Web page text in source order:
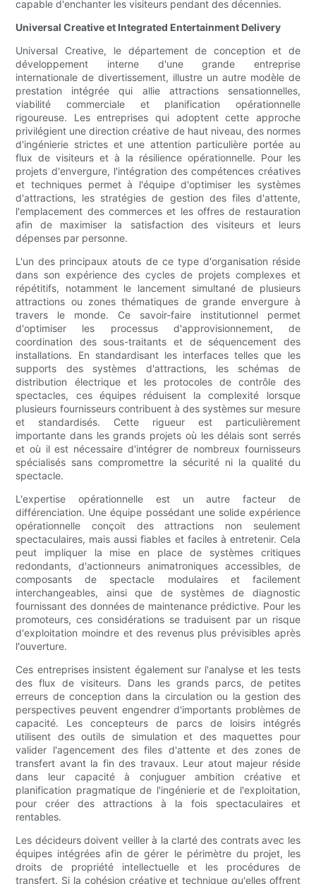
capable d'enchanter les visiteurs pendant des décennies.
Universal Creative et Integrated Entertainment Delivery
Universal Creative, le département de conception et de
développement interne d'une grande entreprise
internationale de divertissement, illustre un autre modèle de
prestation intégrée qui allie attractions sensationnelles,
viabilité commerciale et planification opérationnelle
rigoureuse. Les entreprises qui adoptent cette approche
privilégient une direction créative de haut niveau, des normes
d'ingénierie strictes et une attention particulière portée au
flux de visiteurs et à la résilience opérationnelle. Pour les
projets d'envergure, l'intégration des compétences créatives
et techniques permet à l'équipe d'optimiser les systèmes
d'attractions, les stratégies de gestion des files d'attente,
l'emplacement des commerces et les offres de restauration
afin de maximiser la satisfaction des visiteurs et leurs
dépenses par personne.
L'un des principaux atouts de ce type d'organisation réside
dans son expérience des cycles de projets complexes et
répétitifs, notamment le lancement simultané de plusieurs
attractions ou zones thématiques de grande envergure à
travers le monde. Ce savoir-faire institutionnel permet
d'optimiser les processus d'approvisionnement, de
coordination des sous-traitants et de séquencement des
installations. En standardisant les interfaces telles que les
supports des systèmes d'attractions, les schémas de
distribution électrique et les protocoles de contrôle des
spectacles, ces équipes réduisent la complexité lorsque
plusieurs fournisseurs contribuent à des systèmes sur mesure
et standardisés. Cette rigueur est particulièrement
importante dans les grands projets où les délais sont serrés
et où il est nécessaire d'intégrer de nombreux fournisseurs
spécialisés sans compromettre la sécurité ni la qualité du
spectacle.
L'expertise opérationnelle est un autre facteur de
différenciation. Une équipe possédant une solide expérience
opérationnelle conçoit des attractions non seulement
spectaculaires, mais aussi fiables et faciles à entretenir. Cela
peut impliquer la mise en place de systèmes critiques
redondants, d'actionneurs animatroniques accessibles, de
composants de spectacle modulaires et facilement
interchangeables, ainsi que de systèmes de diagnostic
fournissant des données de maintenance prédictive. Pour les
promoteurs, ces considérations se traduisent par un risque
d'exploitation moindre et des revenus plus prévisibles après
l'ouverture.
Ces entreprises insistent également sur l'analyse et les tests
des flux de visiteurs. Dans les grands parcs, de petites
erreurs de conception dans la circulation ou la gestion des
perspectives peuvent engendrer d'importants problèmes de
capacité. Les concepteurs de parcs de loisirs intégrés
utilisent des outils de simulation et des maquettes pour
valider l'agencement des files d'attente et des zones de
transfert avant la fin des travaux. Leur atout majeur réside
dans leur capacité à conjuguer ambition créative et
planification pragmatique de l'ingénierie et de l'exploitation,
pour créer des attractions à la fois spectaculaires et
rentables.
Les décideurs doivent veiller à la clarté des contrats avec les
équipes intégrées afin de gérer le périmètre du projet, les
droits de propriété intellectuelle et les procédures de
transfert. Si la cohésion créative et technique qu'elles offrent